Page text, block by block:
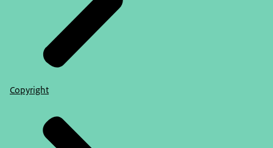
Copyright